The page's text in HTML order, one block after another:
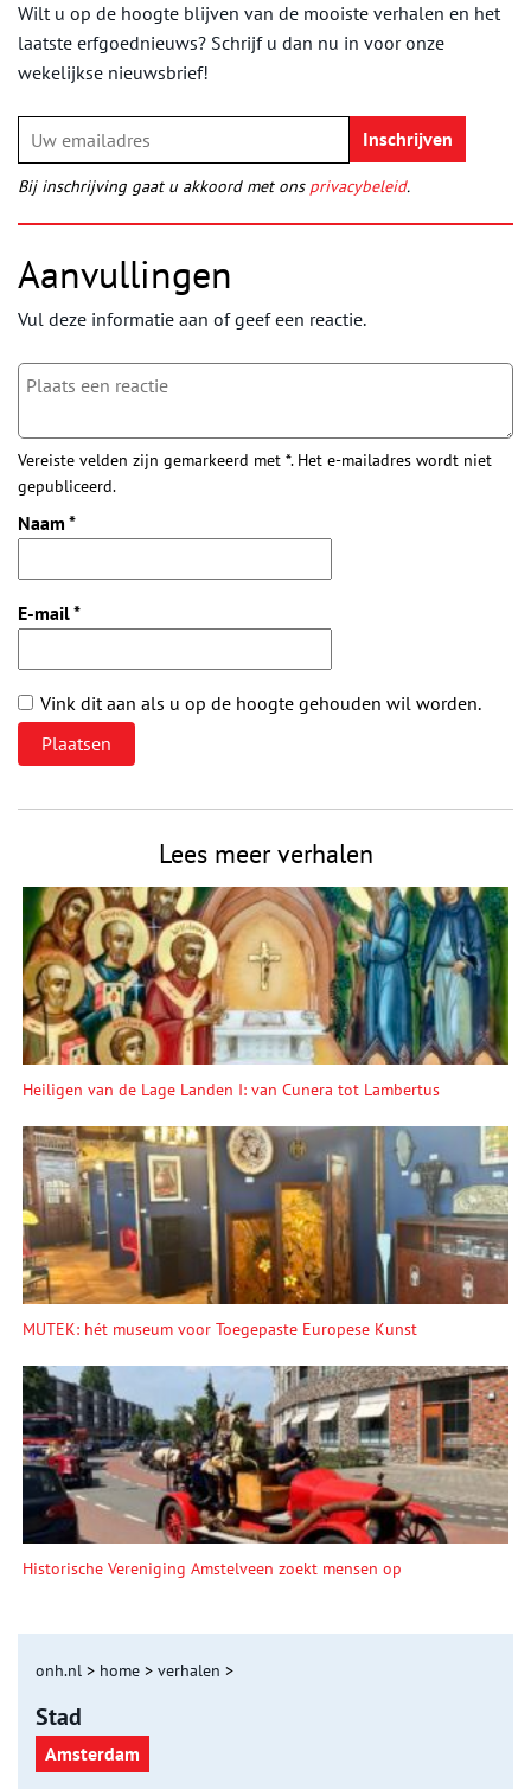
Wilt u op de hoogte blijven van de mooiste verhalen en het
laatste erfgoednieuws? Schrijf u dan nu in voor onze
wekelijkse nieuwsbrief!
Bij inschrijving gaat u akkoord met ons privacybeleid.
Aanvullingen
Vul deze informatie aan of geef een reactie.
Vereiste velden zijn gemarkeerd met *. Het e-mailadres wordt niet
gepubliceerd.
Naam *
E-mail*
Vink dit aan als u op de hoogte gehouden wil worden.
Lees meer verhalen
Heiligen van de Lage Landen I: van Cunera tot Lambertus
MUTEK: hét museum voor Toegepaste Europese Kunst
Historische Vereniging Amstelveen zoekt mensen op
onh.nl > home > verhalen >
Stad
Amsterdam